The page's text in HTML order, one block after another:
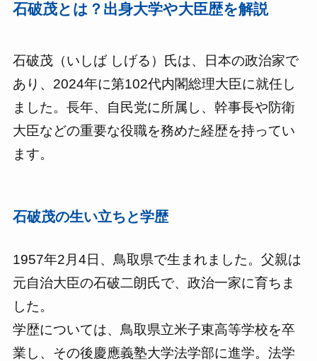
石破茂とは？出身大学や大臣歴を解説
石破茂（いしば しげる）氏は、日本の政治家で
あり、2024年に第102代内閣総理大臣に就任し
ました。長年、自民党に所属し、幹事長や防衛
大臣などの重要な役職を務めた経歴を持ってい
ます。
石破茂の生い立ちと学歴
1957年2月4日、鳥取県で生まれました。父親は
元自治大臣の石破二朗氏で、政治一家に育ちま
した。
学歴については、鳥取県立米子東高等学校を卒
業し、その後慶應義塾大学法学部に進学。法学